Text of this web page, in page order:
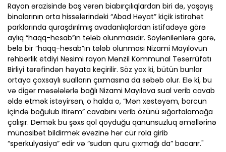
Rayon ərazisində baş verən biabırçılıqlardan biri də, yaşayış
binalarının orta hissələrindəki “Abad Həyat” kiçik istirahət
parklarında quraşdırılmış avadanlıqlardan istifadəyə görə
aylıq “haqq-hesab”ın tələb olunmasıdır. Söylənilənlərə görə,
belə bir “haqq-hesab”ın tələb olunması Nizami Mayılovun
rəhbərlik etdiyi Nəsimi rayon Mənzil Kommunal Təsərrüfatı
Birliyi tərəfindən həyata keçirilir. Söz yox ki, bütün bunlar
ortaya çoxsaylı sualların çıxmasına da səbəb olur. Elə ki, bu
və digər məsələlərlə bağlı Nizami Mayılova sual verib cavab
əldə etmək istəyirsən, o halda o, “Mən xəstəyəm, borcun
içində boğulub itirəm” cavabını verib özünü sığortalamağa
çalışır. Demək bu şəxs qol qoyduğu qanunsuzluq əməllərinə
münasibət bildirmək əvəzinə hər cür rola girib
“sperkulyasiya” edir və “sudan quru çıxmağı da” bacarır."